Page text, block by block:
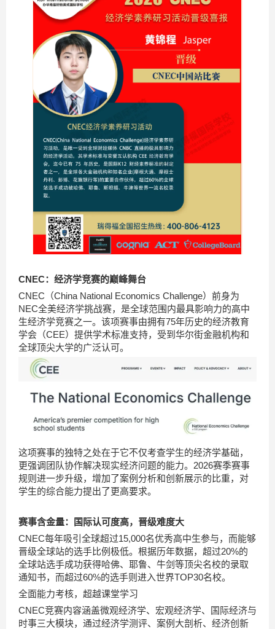
CNEC：经济学竞赛的巅峰舞台
CNEC（China National Economics Challenge）前身为
NEC全美经济学挑战赛，是全球范围内最具影响力的高中
生经济学竞赛之一。该项赛事由拥有75年历史的经济教育
学会（CEE）提供学术标准支持，受到华尔街金融机构和
全球顶尖大学的广泛认可。
这项赛事的独特之处在于它不仅考查学生的经济学基础，
更强调团队协作解决现实经济问题的能力。2026赛季赛事
规则进一步升级，增加了案例分析和创新展示的比重，对
学生的综合能力提出了更高要求。
赛事含金量：国际认可度高，晋级难度大
CNEC每年吸引全球超过15,000名优秀高中生参与，而能够
晋级全球站的选手比例极低。根据历年数据，超过20%的
全球站选手成功获得哈佛、耶鲁、牛剑等顶尖名校的录取
通知书，而超过60%的选手则进入世界TOP30名校。
全面能力考核，超越课堂学习
CNEC竞赛内容涵盖微观经济学、宏观经济学、国际经济与
时事三大模块，通过经济学测评、案例大剖析、经济创新